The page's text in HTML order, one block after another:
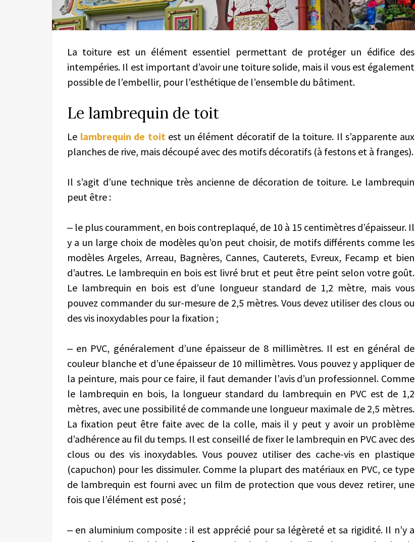
La toiture est un élément essentiel permettant de protéger un édifice des
intempéries. Il est important d’avoir une toiture solide, mais il vous est également
possible de l’embellir, pour l’esthétique de l’ensemble du bâtiment.
Le lambrequin de toit
Le lambrequin de toit est un élément décoratif de la toiture. Il s’apparente aux
planches de rive, mais découpé avec des motifs décoratifs (à festons et à franges).
Il s’agit d’une technique très ancienne de décoration de toiture. Le lambrequin
peut être :
‒ le plus couramment, en bois contreplaqué, de 10 à 15 centimètres d’épaisseur. Il
y a un large choix de modèles qu’on peut choisir, de motifs différents comme les
modèles Argeles, Arreau, Bagnères, Cannes, Cauterets, Evreux, Fecamp et bien
d’autres. Le lambrequin en bois est livré brut et peut être peint selon votre goût.
Le lambrequin en bois est d’une longueur standard de 1,2 mètre, mais vous
pouvez commander du sur-mesure de 2,5 mètres. Vous devez utiliser des clous ou
des vis inoxydables pour la fixation ;
‒ en PVC, généralement d’une épaisseur de 8 millimètres. Il est en général de
couleur blanche et d’une épaisseur de 10 millimètres. Vous pouvez y appliquer de
la peinture, mais pour ce faire, il faut demander l’avis d’un professionnel. Comme
le lambrequin en bois, la longueur standard du lambrequin en PVC est de 1,2
mètres, avec une possibilité de commande une longueur maximale de 2,5 mètres.
La fixation peut être faite avec de la colle, mais il y peut y avoir un problème
d’adhérence au fil du temps. Il est conseillé de fixer le lambrequin en PVC avec des
clous ou des vis inoxydables. Vous pouvez utiliser des cache-vis en plastique
(capuchon) pour les dissimuler. Comme la plupart des matériaux en PVC, ce type
de lambrequin est fourni avec un film de protection que vous devez retirer, une
fois que l’élément est posé ;
‒ en aluminium composite : il est apprécié pour sa légèreté et sa rigidité. Il n’y a